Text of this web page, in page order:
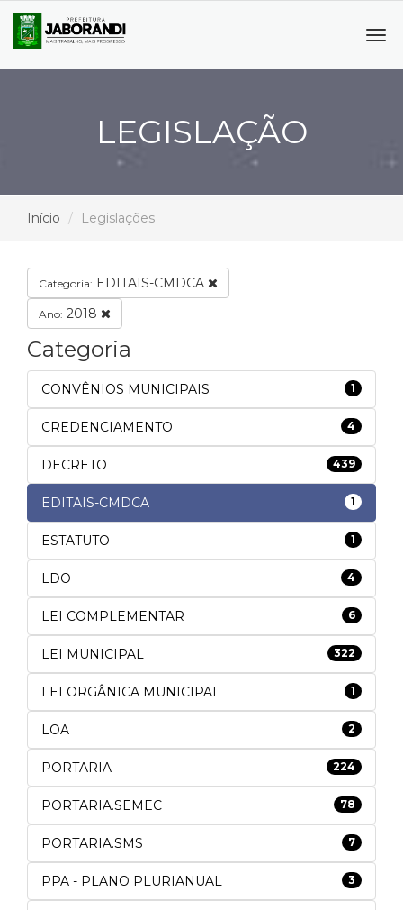
LEGISLAÇÃO
Início Legislações
Categoria: EDITAIS-CMDCA
Ano: 2018
Categoria
CONVÊNIOS MUNICIPAIS 1
CREDENCIAMENTO 4
DECRETO 439
EDITAIS-CMDCA 1
ESTATUTO 1
LDO 4
LEI COMPLEMENTAR 6
LEI MUNICIPAL 322
LEI ORGÂNICA MUNICIPAL 1
LOA 2
PORTARIA 224
PORTARIA.SEMEC 78
PORTARIA.SMS 7
PPA - PLANO PLURIANUAL 3